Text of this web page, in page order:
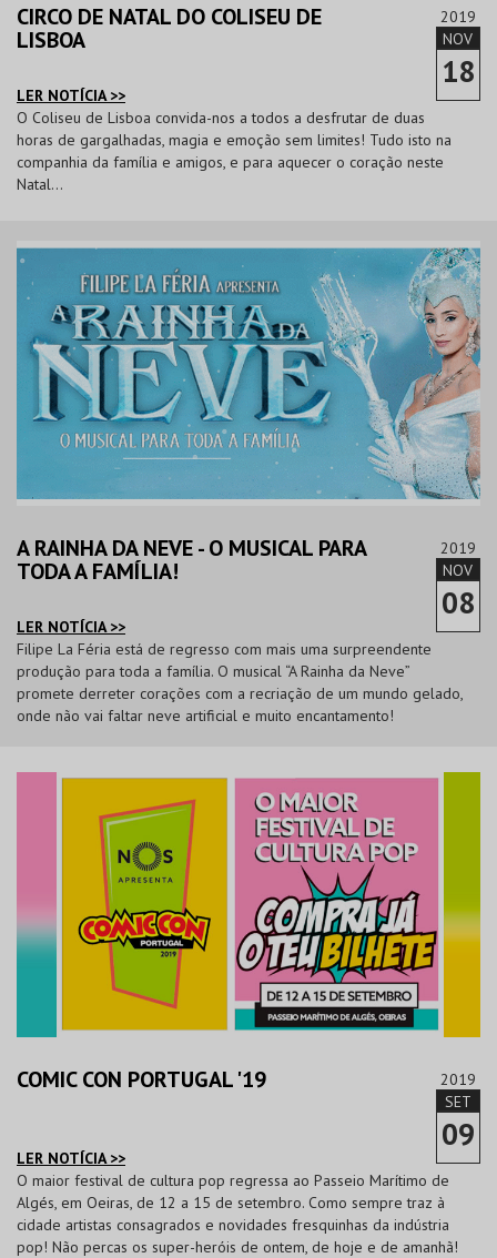
CIRCO DE NATAL DO COLISEU DE
LISBOA
LER NOTÍCIA >>
2019
NOV
18
O Coliseu de Lisboa convida-nos a todos a desfrutar de duas
horas de gargalhadas, magia e emoção sem limites! Tudo isto na
companhia da família e amigos, e para aquecer o coração neste
Natal...
A RAINHA DA NEVE - O MUSICAL PARA
TODA A FAMÍLIA!
LER NOTÍCIA >>
2019
NOV
08
Filipe La Féria está de regresso com mais uma surpreendente
produção para toda a família. O musical “A Rainha da Neve”
promete derreter corações com a recriação de um mundo gelado,
onde não vai faltar neve artificial e muito encantamento!
COMIC CON PORTUGAL '19
LER NOTÍCIA >>
2019
SET
09
O maior festival de cultura pop regressa ao Passeio Marítimo de
Algés, em Oeiras, de 12 a 15 de setembro. Como sempre traz à
cidade artistas consagrados e novidades fresquinhas da indústria
pop! Não percas os super-heróis de ontem, de hoje e de amanhã!